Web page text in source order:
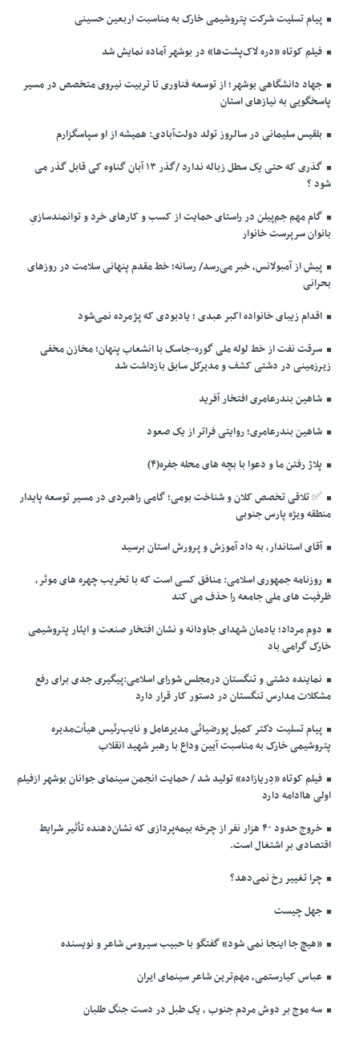
پیام تسلیت شرکت پتروشیمی خارک به مناسبت اربعین حسینی
فیلم کوتاه «دره لاک‌پشت‌ها» در بوشهر آماده نمایش شد
جهاد دانشگاهی بوشهر؛ از توسعه فناوری تا تربیت نیروی متخصص در مسیر
پاسخگویی به نیازهای استان
بلقیس سلیمانی در سالروز تولد دولت‌آبادی: همیشه از او سپاسگزارم
گذری که حتی یک سطل زباله ندارد /گذر ۱۳ آبان گناوه کی قابل گذر می
شود ؟
گام مهم جم‌پیلن در راستای حمایت از کسب و کارهای خرد و توانمندسازیِ
بانوان سرپرست خانوار
پیش از آمبولانس، خبر می‌رسد/ رسانه؛ خط مقدم پنهانی سلامت در روزهای
بحرانی
اقدام زیبای خانواده اکبر عبدی ؛ یادبودی که پژمرده نمی‌شود
سرقت نفت از خط لوله ملی گوره-جاسک با انشعاب پنهان؛ مخازن مخفی
زیرزمینی در دشتی کشف و مدیرکل سابق بازداشت شد
شاهین بندرعامری افتخار آفرید
شاهین بندرعامری؛ روایتی فراتر از یک صعود
پلاژ رفتن ما و دعوا با بچه های محله جفره(۴)
✅️ تلاقی تخصص کلان و شناخت بومی؛ گامی راهبردی در مسیر توسعه پایدار
منطقه ویژه پارس جنوبی
آقای استاندار، به داد آموزش و پرورش استان برسید
روزنامه جمهوری اسلامی: منافق کسی است که با تخریب چهره های موثر،
ظرفیت های ملی جامعه را حذف می کند
دوم مرداد؛ یادمان شهدای جاودانه و نشان افتخار صنعت و ایثار پتروشیمی
خارک گرامی باد
نماینده دشتی و تنگستان درمجلس شورای اسلامی:پیگیری جدی برای رفع
مشکلات مدارس تنگستان در دستور کار قرار دارد
پیام تسلیت دکتر کمیل پورضیائی مدیرعامل و نایب‌رئیس هیأت‌مدیره
پتروشیمی خارک به مناسبت آیین وداع با رهبر شهید انقلاب
فیلم کوتاه «دِریازاده» تولید شد / حمایت انجمن سینمای جوانان بوشهر ازفیلم
اولی هاادامه دارد
خروج حدود ۴۰ هزار نفر از چرخه بیمه‌پردازی که نشان‌دهنده تأثیر شرایط
اقتصادی بر اشتغال است.
چرا تغییر رخ نمی‌دهد؟
جهل چیست
«هیچ جا اینجا نمی شود» گفتگو با حبیب سیروس شاعر و نویسنده
عباس کیارستمی، مهم‌ترین شاعر سینمای ایران
سه موج بر دوش مردم جنوب ، یک طبل در دست جنگ طلبان